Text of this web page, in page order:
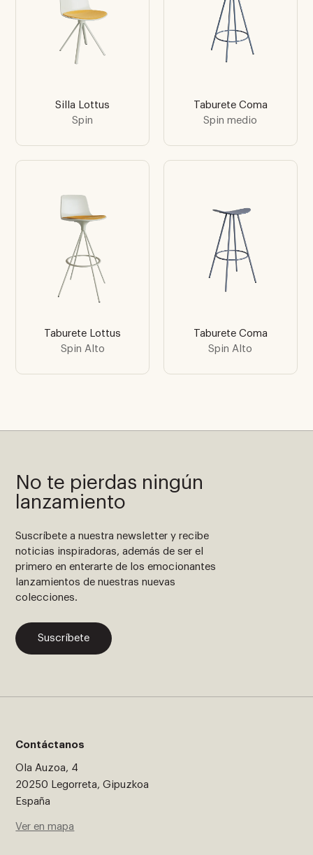
Silla Lottus
Spin
Taburete Coma
Spin medio
Taburete Lottus
Spin Alto
Taburete Coma
Spin Alto
No te pierdas ningún
lanzamiento
Suscríbete a nuestra newsletter y recibe
noticias inspiradoras, además de ser el
primero en enterarte de los emocionantes
lanzamientos de nuestras nuevas
colecciones.
Suscríbete
Contáctanos
Ola Auzoa, 4
20250 Legorreta, Gipuzkoa
España
Ver en mapa